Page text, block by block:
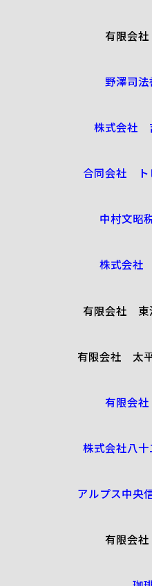
有限会
野澤司
株式会社
合同会社 ト
中村文昭
株式会社
有限会社 東
有限会社 太
有限会
株式会社八
アルプス中央
有限会